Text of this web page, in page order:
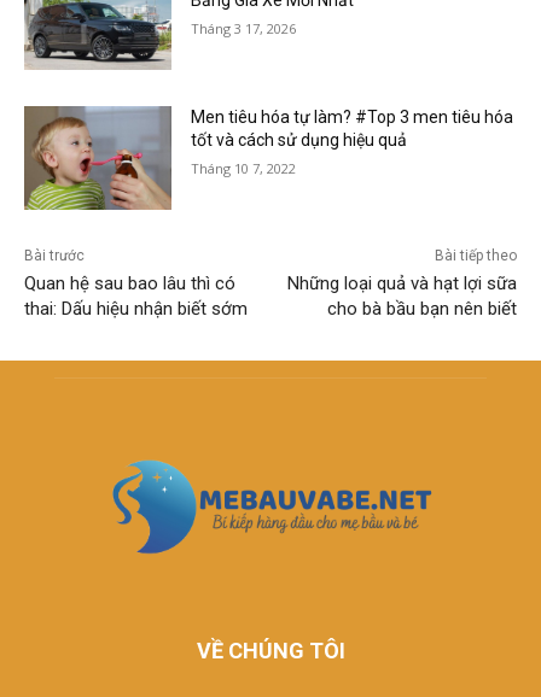
Tháng 3 17, 2026
Men tiêu hóa tự làm? #Top 3 men tiêu hóa
tốt và cách sử dụng hiệu quả
Tháng 10 7, 2022
Bài trước
Quan hệ sau bao lâu thì có
thai: Dấu hiệu nhận biết sớm
Bài tiếp theo
Những loại quả và hạt lợi sữa
cho bà bầu bạn nên biết
VỀ CHÚNG TÔI